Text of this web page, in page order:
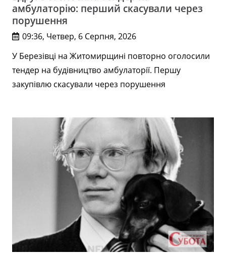
амбулаторію: перший скасували через
порушення
09:36, Четвер, 6 Серпня, 2026
У Березівці на Житомирщині повторно оголосили
тендер на будівництво амбулаторії. Першу
закупівлю скасували через порушення